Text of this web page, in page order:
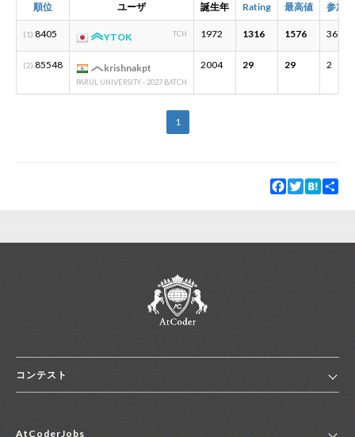
順位 ユーザ 誕生年 Rating 最高値 参加数
(1) 8405 YTOK TCH 1972 1316 1576 367
(2) 85548 krishnakpt
PARUL UNIVERSITY - 2027 BATCH
2004 29 29 2
1
Facebook
TwitterHatena
コンテスト
AtCoderJobs